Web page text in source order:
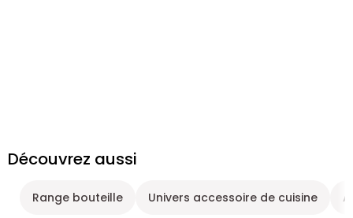
Découvrez aussi
Range bouteille Univers accessoire de cuisine